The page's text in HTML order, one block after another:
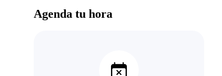
Agenda tu hora